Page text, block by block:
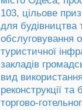
103, цільове
для будівництва
обслуговування
туристичної
закладів
вид
реконструкції та
торгово-